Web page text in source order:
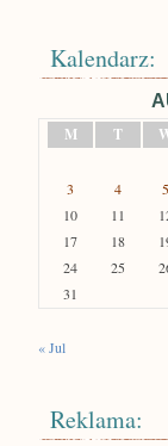
Kalendarz:
M
T
3
4 5
10
11
17
18
24
25
31
« Jul
Reklama: